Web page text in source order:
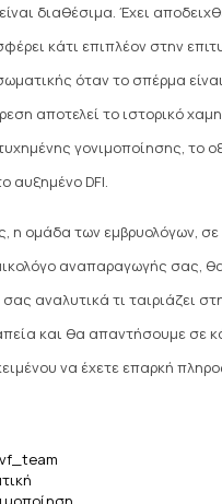
διαθέσιμα. Έχει
κάτι επιπλέον στην
όταν το σπέρμα
αποτελεί το ιστορικό
γονιμοποίησης, το
αυξημένο DFI.
η ομάδα των εμβρυολόγων,
αναπαραγωγής σας,
σας αναλυτικά τι ταιριάζει
και θα απαντήσουμε σε
να έχετε επαρκή